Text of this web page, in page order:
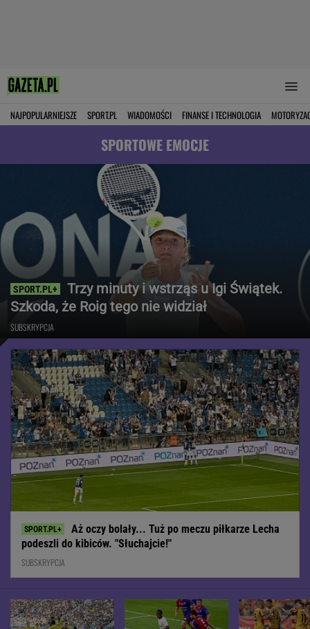
NAJPOPULARNIEJSZE SPORT.PL WIADOMOŚCI FINANSE I TECHNOLOGIA
SPORTOWE EMOCJE
Trzy minuty i wstrząs u Igi Świątek.
Szkoda, że Roig tego nie widział
SUBSKRYPCJA
Aż oczy bolały... Tuż po meczu piłkarze Lecha
podeszli do kibiców. "Słuchajcie!"
SUBSKRYPCJA